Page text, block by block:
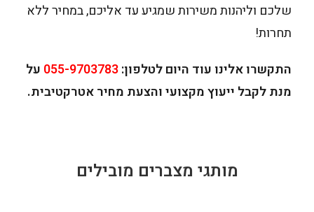
שלכם וליהנות משירות שמגיע עד אליכם, במחיר ללא
תחרות!
התקשרו אלינו עוד היום לטלפון:055-9703783 על
מנת לקבל ייעוץ מקצועי והצעת מחיר אטרקטיבית.
מותגי מצברים מובילים